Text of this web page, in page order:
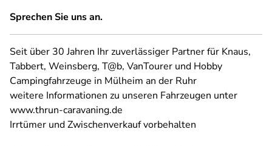
Sprechen Sie uns an.
Seit über 30 Jahren Ihr zuverlässiger Partner für Knaus,
Tabbert, Weinsberg, T@b, VanTourer und Hobby
Campingfahrzeuge in Mülheim an der Ruhr
weitere Informationen zu unseren Fahrzeugen unter
www.thrun-caravaning.de
Irrtümer und Zwischenverkauf vorbehalten